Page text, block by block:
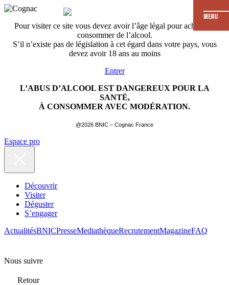
Pour visiter ce site vous devez avoir l’âge légal pour acheter et
consommer de l’alcool.
S’il n’existe pas de législation à cet égard dans votre pays, vous
devez avoir 18 ans au moins
Entrer
L’ABUS D’ALCOOL EST DANGEREUX POUR LA
SANTÉ,
À CONSOMMER AVEC MODÉRATION.
@2026 BNIC – Cognac France
MENU
Espace pro
Découvrir
Visiter
Déguster
S’engager
ActualitésBNICPresseMediathèqueRecrutementMagazineFAQ
Nous suivre
Retour